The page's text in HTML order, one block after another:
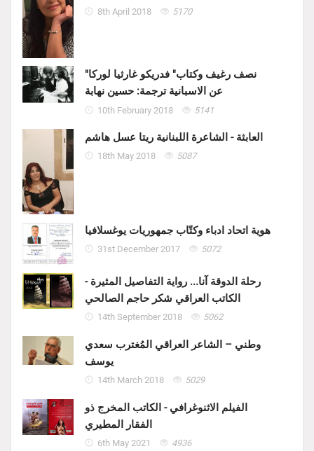
8th April 2018 5170
"نصف رغيف وكتاب" فدريكو غارثيا لوركا
عن الاسبانية ترجمة: حسين نهابة
10th February 2018 5141
العابثة - الشاعرة اللبنانية ريتا عسل هاشم
18th May 2018 5087
هوية اتحاد ادباء وكتّاب جمهوريات يوغسلافيا
31st December 2017 5072
رحلة الدوقة آنا... رواية التفاصيل المثيرة -
الكاتب العراقي شكر حاجم الصالحي
14th September 2018 5062
وطني – الشاعر العراقي المُغترب سعدي
يوسف
14th March 2018 5029
الفيلم الاثنوغرافي - الكاتب المخرج ذو
الفقار المطيري
6th May 2021 4936